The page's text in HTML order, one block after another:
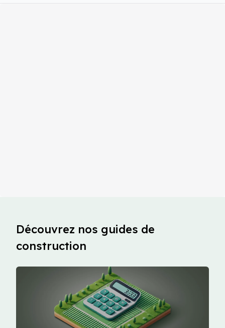
Découvrez nos guides de
construction